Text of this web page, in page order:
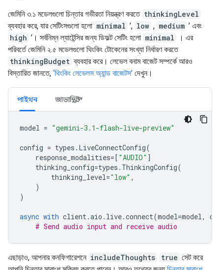
জেমিনি ৩.১ মডেলগুলো চিন্তার গভীরতা নিয়ন্ত্রণ করতে thinkingLevel
ব্যবহার করে, যার সেটিংসগুলো হলো minimal ’, low , medium ’ এবং
high ’। সর্বনিম্ন ল্যাটেন্সির জন্য ডিফল্ট সেটিং হলো minimal
। এর
পরিবর্তে জেমিনি ২.৫ মডেলগুলো থিংকিং টোকেনের সংখ্যা নির্ধারণ করতে
thinkingBudget ব্যবহার করে। লেভেল বনাম বাজেট সম্পর্কে আরও
বিস্তারিত জানতে, ‘থিংকিং লেভেলস অ্যান্ড বাজেটস’ দেখুন।
পাইথন জাভাস্ক্রিপ্ট
model = "gemini-3.1-flash-live-preview"
config = types . LiveConnectConfig(
response_modalities=[ "AUDIO" ]
thinking_config=types . ThinkingConfig(
thinking_level="low" ,
)
)
async with client.aio . live.connect(model=model,
# Send audio input and receive audio
এছাড়াও, আপনার কনফিগারেশনে includeThoughts true সেট করে